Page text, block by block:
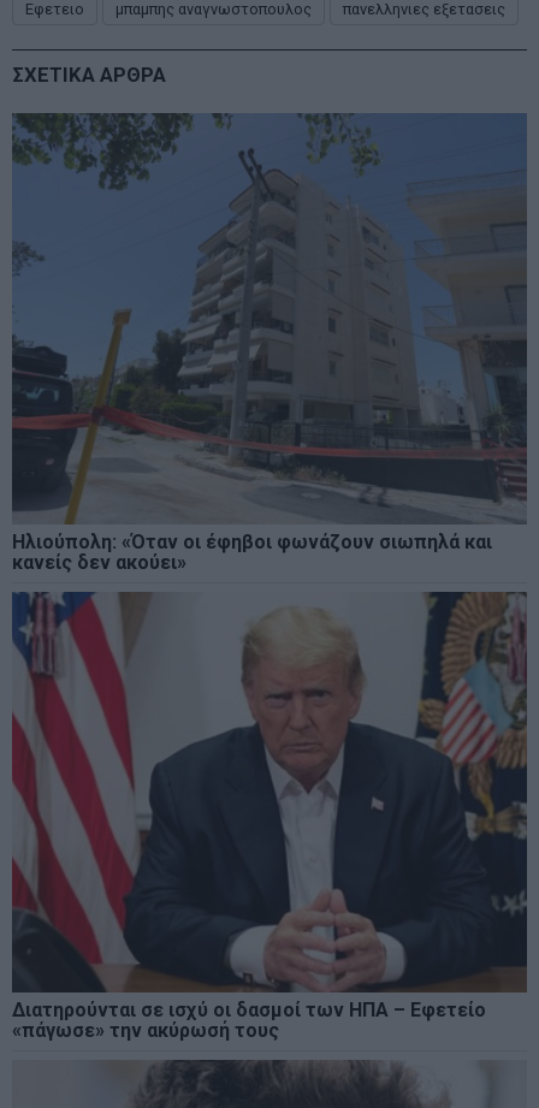
Εφετειο μπαμπης αναγνωστοπουλος πανελληνιες εξετασεις
ΣΧΕΤΙΚΑ ΑΡΘΡΑ
Ηλιούπολη: «Όταν οι έφηβοι φωνάζουν σιωπηλά και
κανείς δεν ακούει»
Διατηρούνται σε ισχύ οι δασμοί των ΗΠΑ – Εφετείο
«πάγωσε» την ακύρωσή τους